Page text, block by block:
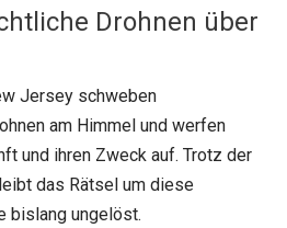
Drohnen über
Jersey schweben
am Himmel und werfen
und ihren Zweck auf. Trotz der
das Rätsel um diese
bislang ungelöst.